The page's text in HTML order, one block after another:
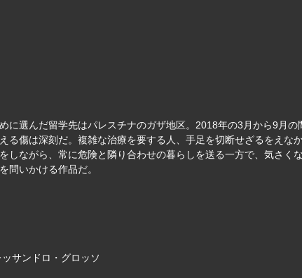
に選んだ留学先はパレスチナのガザ地区。2018年の3月から9月
る傷は深刻だ。複雑な治療を要する人、手足を切断せざるをえ
しながら、常に危険と隣り合わせの暮らしを送る一方で、気さ
問いかける作品だ。
サンドロ・グロッソ